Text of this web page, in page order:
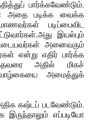
பார்க்கவேண்டும்.
அதை படிக்க வைக்க
படிப்பைவிட
இயல்பும்
அனைவரும்
என்று எதிர் பார்க்க
அதில் மிகச்
வாழ்கையை அமைத்துக்
கஷ்டப் படவேண்டும்.
இருந்தாலும் எப்படியோ